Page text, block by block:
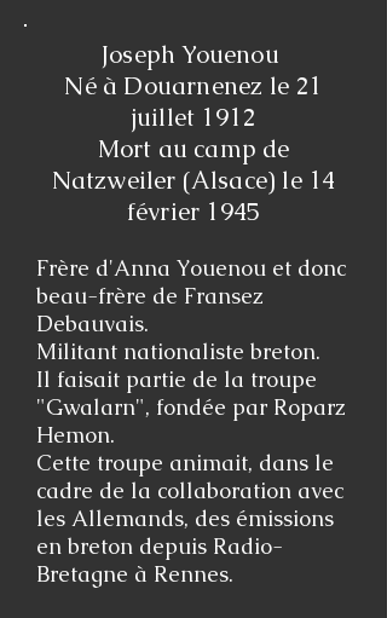
Joseph Youenou
Né à Douarnenez le 21
juillet 1912
Mort au camp de
Natzweiler (Alsace) le 14
février 1945
Frère d'Anna Youenou et donc
beau-frère de Fransez
Debauvais.
Militant nationaliste breton.
Il faisait partie de la troupe
"Gwalarn", fondée par Roparz
Hemon.
Cette troupe animait, dans le
cadre de la collaboration avec
les Allemands, des émissions
en breton depuis Radio-
Bretagne à Rennes.